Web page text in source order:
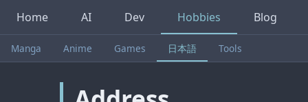
Home AI Dev Hobbies Blog
Manga Anime Games 日本語 Tools